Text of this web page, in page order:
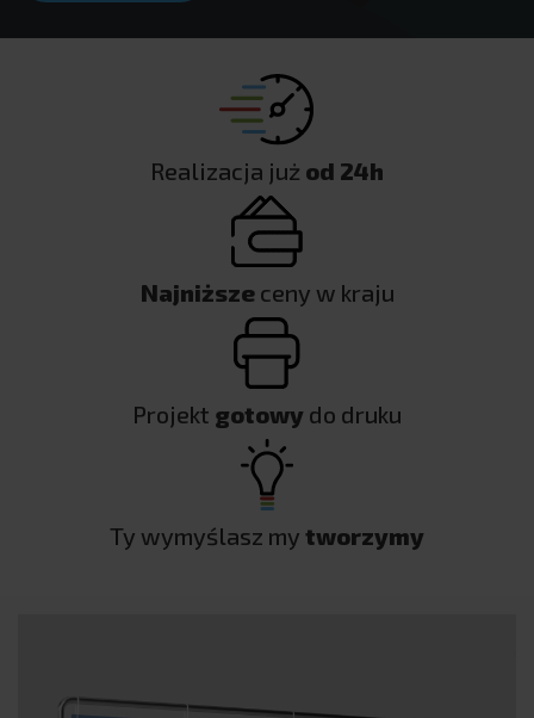
Realizacja już od 24h
Najniższeceny w kraju
Projekt gotowy do druku
Ty wymyślasz my tworzymy